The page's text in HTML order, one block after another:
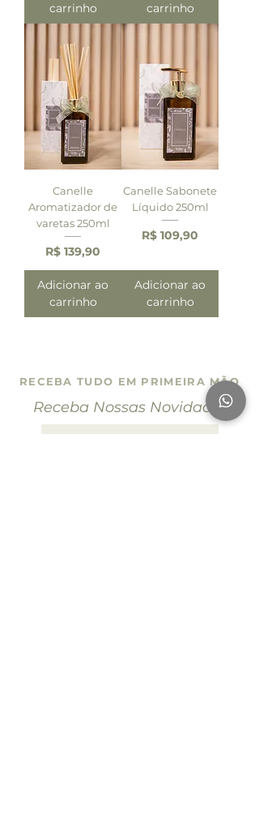
carrinho
carrinho
Canelle
Aromatizador de
varetas 250ml
Preço
R$ 139,90
Adicionar ao
carrinho
Canelle Sabonete
Líquido 250ml
Preço
R$ 109,90
Adicionar ao
carrinho
RECEBA TUDO EM PRIMEIRA MÃO
Receba Nossas Novidades